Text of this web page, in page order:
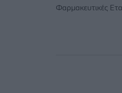
Φαρμακευτικές